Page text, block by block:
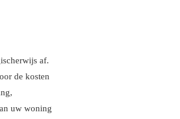
af.
de kosten
uw woning